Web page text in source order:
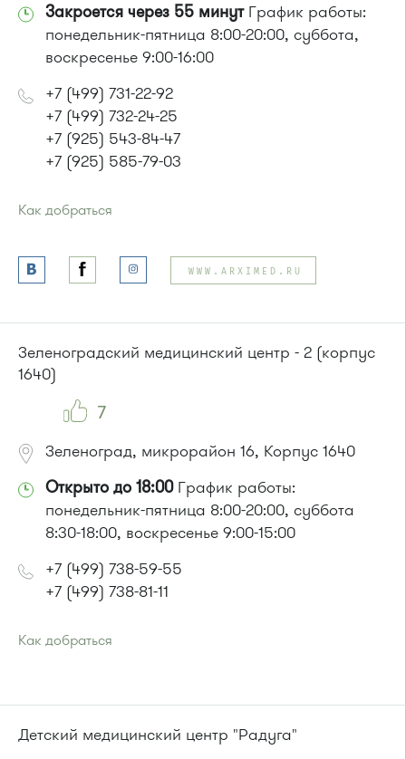
Закроется через 55 минутГрафик работы:
понедельник-пятница 8:00-20:00, суббота,
воскресенье 9:00-16:00
+7 (499) 731-22-92
+7 (499) 732-24-25
+7 (925) 543-84-47
+7 (925) 585-79-03
Как добраться
Автобусы № 1, 4, 8, 10, 12, 13, 15, 23, 29, 312, 377, 390, 476,
493.
720м, 900, 903
Автобусы № 1, 9, 10, 12, 13, 15, 23, 31.
Маршрутка № 128, 409м, 431м, 476м, 720м, 721м, 900, 903
WWW.ARXIMED.RU
Зеленоградский медицинский центр - 2 (корпус
1640)
7
Зеленоград, микрорайон 16, Корпус 1640
Открыто до 18:00График работы:
понедельник-пятница 8:00-20:00, суббота
8:30-18:00, воскресенье 9:00-15:00
+7 (499) 738-59-55
+7 (499) 738-81-11
Как добраться
Маршрутка № 460м, 720м
или до остановки"Районный суд"
Детский медицинский центр "Радуга"